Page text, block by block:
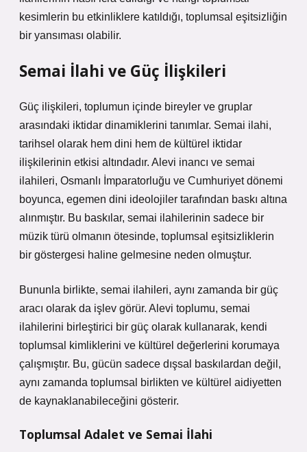
kesimlerin bu etkinliklere katıldığı, toplumsal eşitsizliğin
bir yansıması olabilir.
Semai İlahi ve Güç İlişkileri
Güç ilişkileri, toplumun içinde bireyler ve gruplar
arasındaki iktidar dinamiklerini tanımlar. Semai ilahi,
tarihsel olarak hem dini hem de kültürel iktidar
ilişkilerinin etkisi altındadır. Alevi inancı ve semai
ilahileri, Osmanlı İmparatorluğu ve Cumhuriyet dönemi
boyunca, egemen dini ideolojiler tarafından baskı altına
alınmıştır. Bu baskılar, semai ilahilerinin sadece bir
müzik türü olmanın ötesinde, toplumsal eşitsizliklerin
bir göstergesi haline gelmesine neden olmuştur.
Bununla birlikte, semai ilahileri, aynı zamanda bir güç
aracı olarak da işlev görür. Alevi toplumu, semai
ilahilerini birleştirici bir güç olarak kullanarak, kendi
toplumsal kimliklerini ve kültürel değerlerini korumaya
çalışmıştır. Bu, gücün sadece dışsal baskılardan değil,
aynı zamanda toplumsal birlikten ve kültürel aidiyetten
de kaynaklanabileceğini gösterir.
Toplumsal Adalet ve Semai İlahi